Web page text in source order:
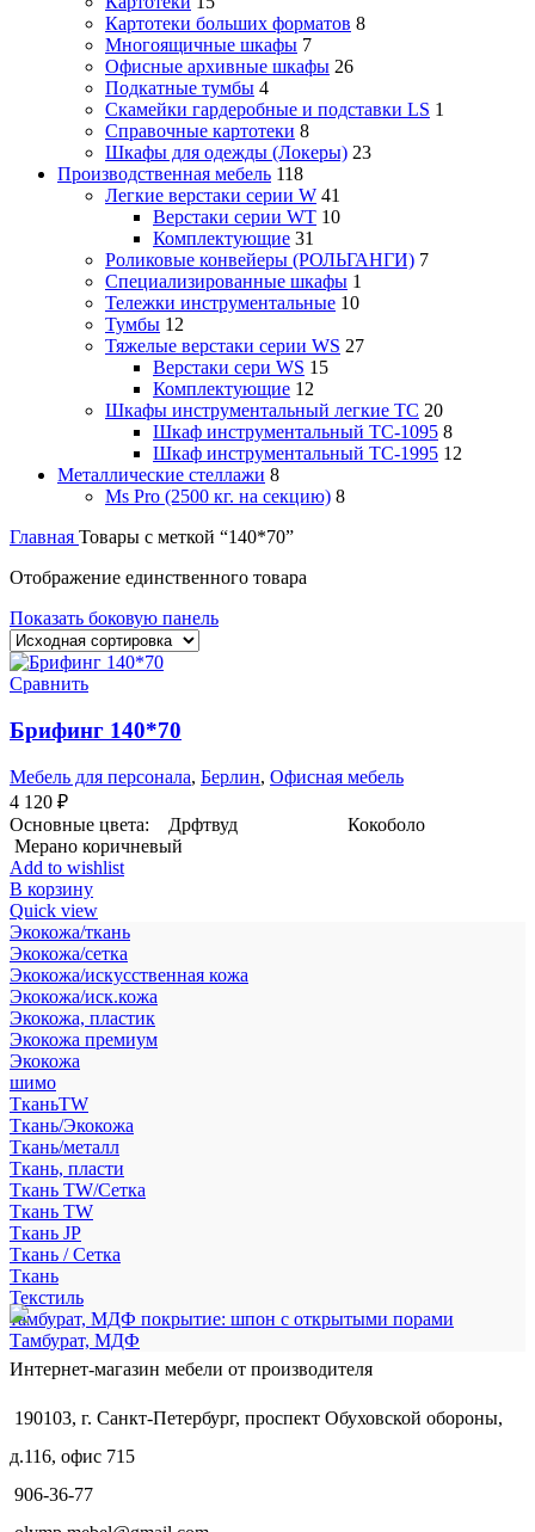
Картотеки больших форматов 8
Многоящичные шкафы 7
Офисные архивные шкафы 26
Подкатные тумбы 4
Скамейки гардеробные и подставки LS 1
Справочные картотеки 8
Шкафы для одежды (Локеры) 23
Производственная мебель 118
Легкие верстаки серии W 41
Верстаки серии WT 10
Комплектующие 31
Роликовые конвейеры (РОЛЬГАНГИ) 7
Специализированные шкафы 1
Тележки инструментальные 10
Тумбы 12
Тяжелые верстаки серии WS 27
Верстаки сери WS 15
Комплектующие 12
Шкафы инструментальный легкие ТС 20
Шкаф инструментальный TC-1095 8
Шкаф инструментальный TC-1995 12
Металлические стеллажи 8
Ms Pro (2500 кг. на секцию) 8
Главная Товары с меткой “140*70”
Отображение единственного товара
Показать боковую панель
Сравнить
Брифинг 140*70
Мебель для персонала, Берлин, Офисная мебель
4 120 ₽
Основные цвета: Дрфтвуд Кокоболо
Мерано коричневый
Add to wishlist
В корзину
Quick view
Экокожа/ткань
Экокожа/сетка
Экокожа/искусственная кожа
Экокожа/иск.кожа
Экокожа, пластик
Экокожа премиум
Экокожа
шимо
ТканьTW
Ткань/Экокожа
Ткань/металл
Ткань, пласти
Ткань TW/Сетка
Ткань TW
Ткань JP
Ткань / Сетка
Ткань
Текстиль
тамбурат, МДФ покрытие: шпон с открытыми порами
Тамбурат, МДФ
Интернет-магазин мебели от производителя
190103, г. Санкт-Петербург, проспект Обуховской обороны,
д.116, офис 715
906-36-77